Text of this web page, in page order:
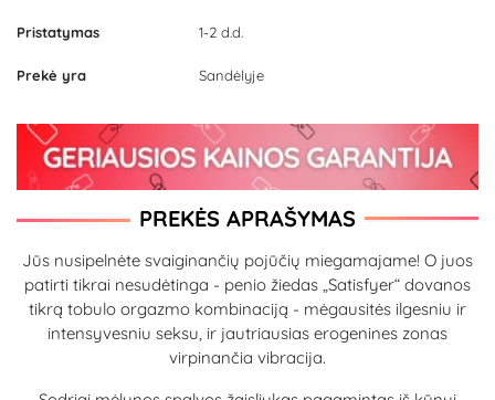
Pristatymas 1-2 d.d.
Prekė yra Sandėlyje
PREKĖS APRAŠYMAS
Jūs nusipelnėte svaiginančių pojūčių miegamajame! O juos
patirti tikrai nesudėtinga - penio žiedas „Satisfyer“ dovanos
tikrą tobulo orgazmo kombinaciją - mėgausitės ilgesniu ir
intensyvesniu seksu, ir jautriausias erogenines zonas
virpinančia vibracija.